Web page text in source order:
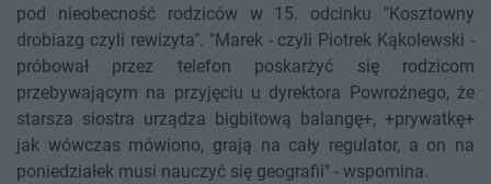
pod nieobecność rodziców w 15. odcinku "Kosztowny
drobiazg czyli rewizyta". "Marek - czyli Piotrek Kąkolewski -
próbował przez telefon poskarżyć się rodzicom
przebywającym na przyjęciu u dyrektora Powroźnego, że
starsza siostra urządza bigbitową balangę+, +prywatkę+
jak wówczas mówiono, grają na cały regulator, a on na
poniedziałek musi nauczyć się geografii" - wspomina.